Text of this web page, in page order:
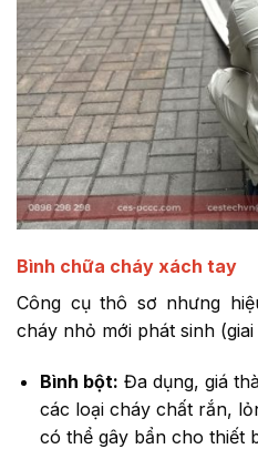
Bình chữa cháy xách tay
Công cụ thô sơ nhưng
cháy nhỏ mới phát sinh
Bình bột: Đa dụng, giá
các loại cháy chất rắn,
có thể gây bẩn cho thiết